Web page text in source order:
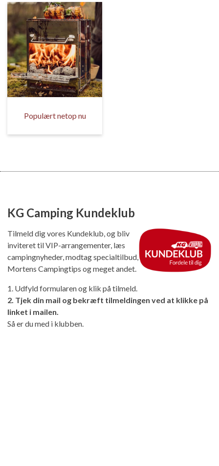
Populært netop nu
KG Camping Kundeklub
Tilmeld dig vores Kundeklub, og bliv
inviteret til VIP-arrangementer, læs
campingnyheder, modtag specialtilbud,
Mortens Campingtips og meget andet.
1. Udfyld formularen og klik på tilmeld.
2. Tjek din mail og bekræft tilmeldingen ved at klikke på
linket i mailen.
Så er du med i klubben.